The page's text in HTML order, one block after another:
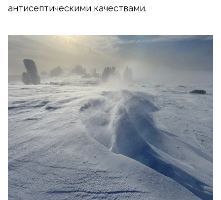
антисептическими качествами.